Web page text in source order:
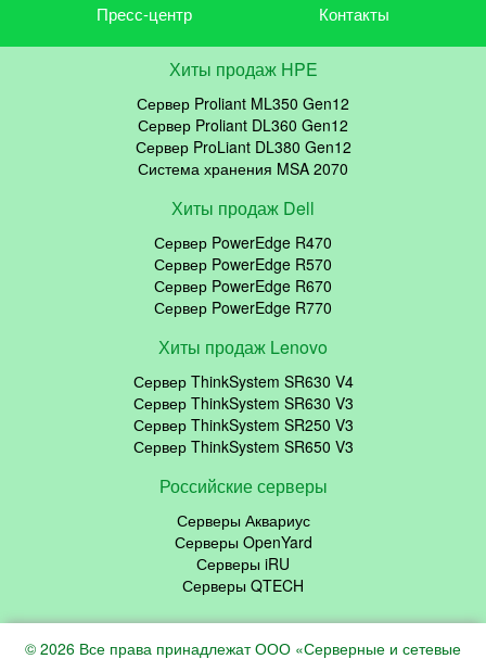
Пресс-центр
Контакты
Хиты продаж HPE
Сервер Proliant ML350 Gen12
Сервер Proliant DL360 Gen12
Сервер ProLiant DL380 Gen12
Система хранения MSA 2070
Хиты продаж Dell
Сервер PowerEdge R470
Сервер PowerEdge R570
Сервер PowerEdge R670
Сервер PowerEdge R770
Хиты продаж Lenovo
Сервер ThinkSystem SR630 V4
Сервер ThinkSystem SR630 V3
Сервер ThinkSystem SR250 V3
Сервер ThinkSystem SR650 V3
Российские серверы
Серверы Аквариус
Серверы OpenYard
Серверы iRU
Серверы QTECH
© 2026 Все права принадлежат ООО «Серверные и сетевые